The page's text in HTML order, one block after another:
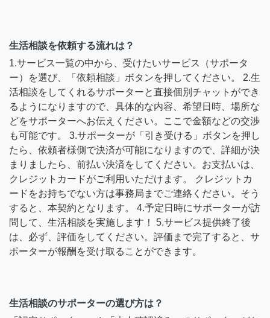
生活相談を依頼する流れは？
1.サービス一覧の中から、受けたいサービス（サポータ
ー）を選び、「依頼相談」ボタンを押してください。 2.生
活相談をしてくれるサポーターと直接個別チャットができ
るようになりますので、具体的な内容、希望日時、場所な
どをサポーターへお伝えください。ここで金額などの交渉
も可能です。 3.サポーターが「引き受ける」ボタンを押し
たら、依頼者様側で決済が可能になりますので、詳細が決
まりましたら、前払い決済をしてください。お支払いは、
クレジットカードがご利用いただけます。 クレジットカ
ードをお持ちでない方は事務局までご連絡ください。そう
すると、本契約となります。 4.予定日時にサポーターが訪
問して、生活相談を実施します！ 5.サービス提供終了後
は、必ず、評価をしてください。評価まで完了すると、サ
ポーターが報酬を受け取ることができます。
生活相談のサポーターの選び方は？